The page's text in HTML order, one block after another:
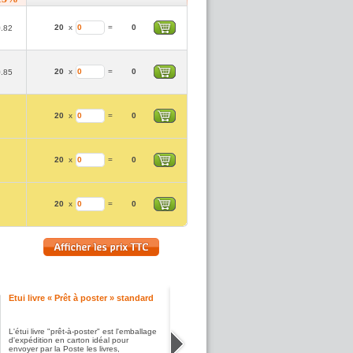
20 x = 0
20 x = 0
20 x = 0
20 x = 0
20 x = 0
Etui livre « Prêt à poster » standard
L'étui livre "prêt-à-poster" est l'emballage
d'expédition en carton idéal pour
envoyer par la Poste les livres,